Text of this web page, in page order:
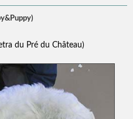
du Pré du Château)